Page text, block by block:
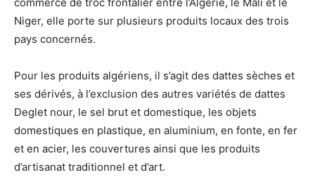
commerce de troc frontalier entre l’Algérie, le Mali et le
Niger, elle porte sur plusieurs produits locaux des trois
pays concernés.
Pour les produits algériens, il s’agit des dattes sèches et
ses dérivés, à l’exclusion des autres variétés de dattes
Deglet nour, le sel brut et domestique, les objets
domestiques en plastique, en aluminium, en fonte, en fer
et en acier, les couvertures ainsi que les produits
d’artisanat traditionnel et d’art.